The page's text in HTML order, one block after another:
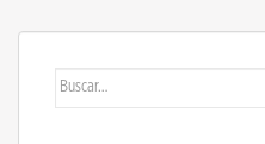
Buscar: